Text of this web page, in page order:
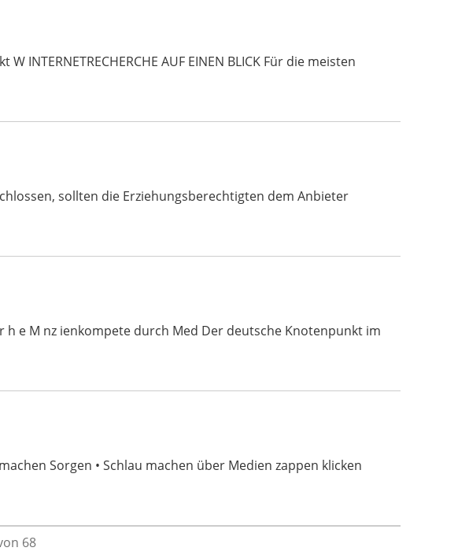
W INTERNETRECHERCHE AUF EINEN BLICK Für die meisten
sollten die Erziehungsberechtigten dem Anbieter
h e M nz ienkompete durch Med Der deutsche Knotenpunkt im
Sorgen • Schlau machen über Medien zappen klicken
68